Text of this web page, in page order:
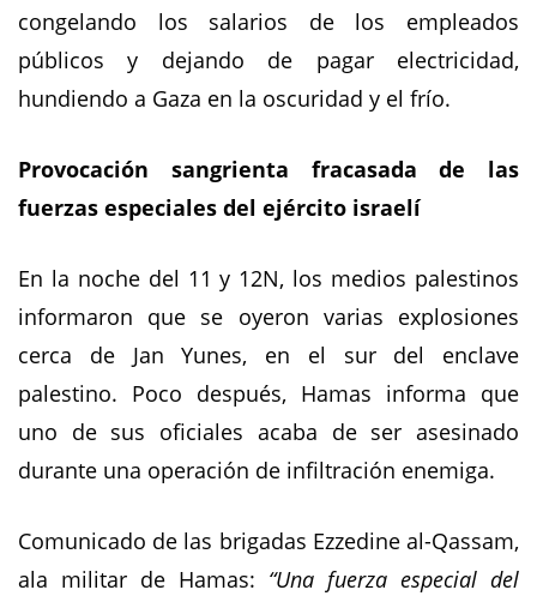
congelando los salarios de los empleados
públicos y dejando de pagar electricidad,
hundiendo a Gaza en la oscuridad y el frío.
Provocación sangrienta fracasada de las
fuerzas especiales del ejército israelí
En la noche del 11 y 12N, los medios palestinos
informaron que se oyeron varias explosiones
cerca de Jan Yunes, en el sur del enclave
palestino. Poco después, Hamas informa que
uno de sus oficiales acaba de ser asesinado
durante una operación de infiltración enemiga.
Comunicado de las brigadas Ezzedine al-Qassam,
ala militar de Hamas: “Una fuerza especial del